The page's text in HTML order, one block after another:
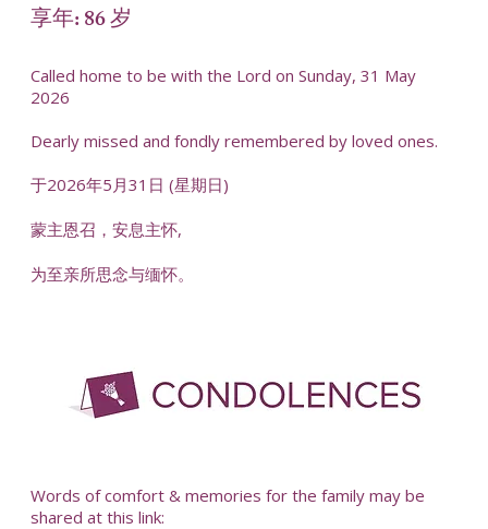
享年: 86 岁
Called home to be with the Lord on Sunday, 31 May
2026
Dearly missed and fondly remembered by loved ones.
于2026年5月31日 (星期日)
蒙主恩召，安息主怀,
为至亲所思念与缅怀。
Words of comfort & memories for the family may be
shared at this link: